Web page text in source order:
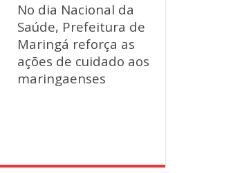
No dia Nacional da
Saúde, Prefeitura de
Maringá reforça as
ações de cuidado aos
maringaenses